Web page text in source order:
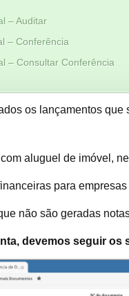
– Auditar
– Conferência
– Consultar Conferência
os lançamentos
aluguel de imóvel,
para
não são geradas
devemos seguir os